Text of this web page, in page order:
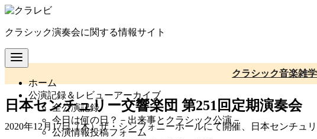
コ
テ
ン
ツ
移
動
クラシック演奏会に関する情報サイト
ホーム
公演記録＆レビューアーカイブ
全公演記録
今日は何の日？－出来事とクラシック公演－
公演情報投稿フォーム
クラシック音楽雑
日本センチュリー交響楽団 第251回定期演奏会
2020年12月17日（木）ザ・シンフォニーホールにて開催、日本センチュ